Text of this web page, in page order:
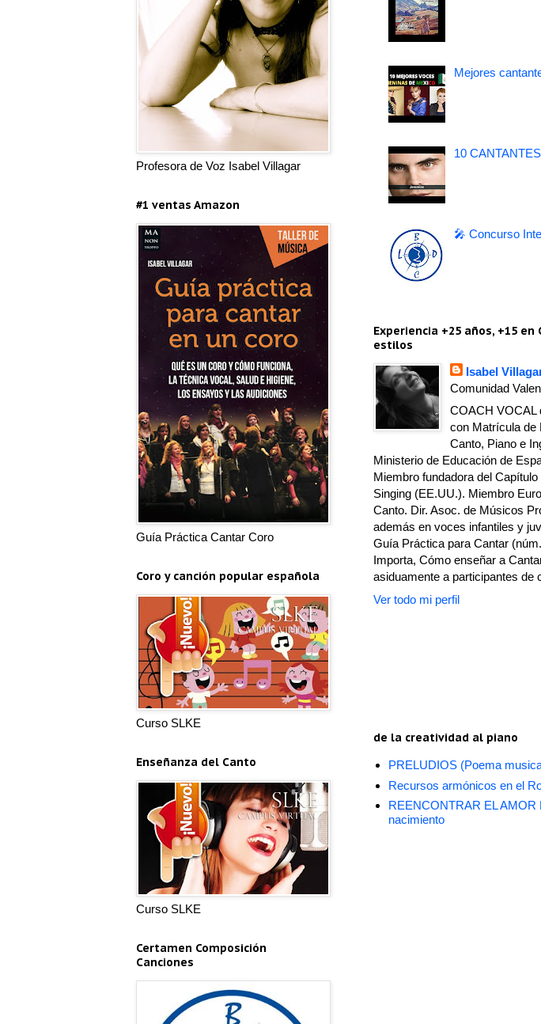
Mejores
10
🎤 Concurso
Experiencia +25 años, +15
estilos
Isabel
Comunidad
COACH VOCAL
con Matrícula de
Canto, Piano e
Ministerio de Educación de
Miembro fundadora del
Singing (EE.UU.). Miembro
Canto. Dir. Asoc. de Músicos
además en voces infantiles y
Guía Práctica para Cantar
Importa, Cómo enseñar a
asiduamente a participantes de
Ver todo mi perfil
de la creatividad al piano
PRELUDIOS (Poema
Recursos armónicos en el
REENCONTRAR EL AMOR
nacimiento
Profesora de Voz Isabel Villagar
#1 ventas Amazon
Guía Práctica Cantar Coro
Coro y canción popular española
Curso SLKE
Enseñanza del Canto
Curso SLKE
Certamen Composición
Canciones